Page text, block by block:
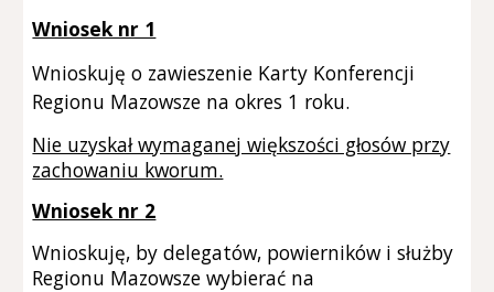
Wniosek nr 1
Wnioskuję o zawieszenie Karty Konferencji
Regionu Mazowsze na okres 1 roku.
Nie uzyskał wymaganej większości głosów przy
zachowaniu kworum.
Wniosek nr 2
Wnioskuję, by delegatów, powierników i służby
Regionu Mazowsze wybierać na